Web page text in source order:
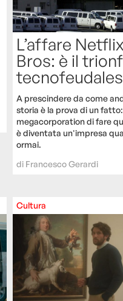
L’affare
Bros: è il
A prescindere da come
storia è la prova di un
megacorporation di fare
è diventata un'impresa
ormai.
di Francesco Gerardi
Cultura